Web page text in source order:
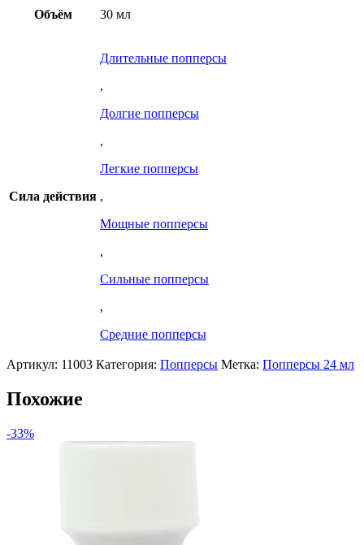
Объём 30 мл
Сила действия
Длительные попперсы
,
Долгие попперсы
,
Легкие попперсы
,
Мощные попперсы
,
Сильные попперсы
,
Средние попперсы
Артикул: 11003 Категория: Попперсы Метка: Попперсы 24 мл
Похожие
-33%